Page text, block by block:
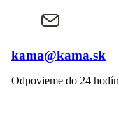
kama@kama.sk
Odpovieme do 24 hodín